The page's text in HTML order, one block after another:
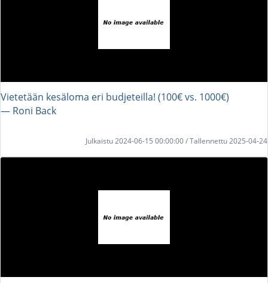
Vietetään kesäloma eri budjeteilla! (100€ vs. 1000€)
― Roni Back
Julkaistu 2024-06-15 00:00:00 / Tallennettu 2025-04-24